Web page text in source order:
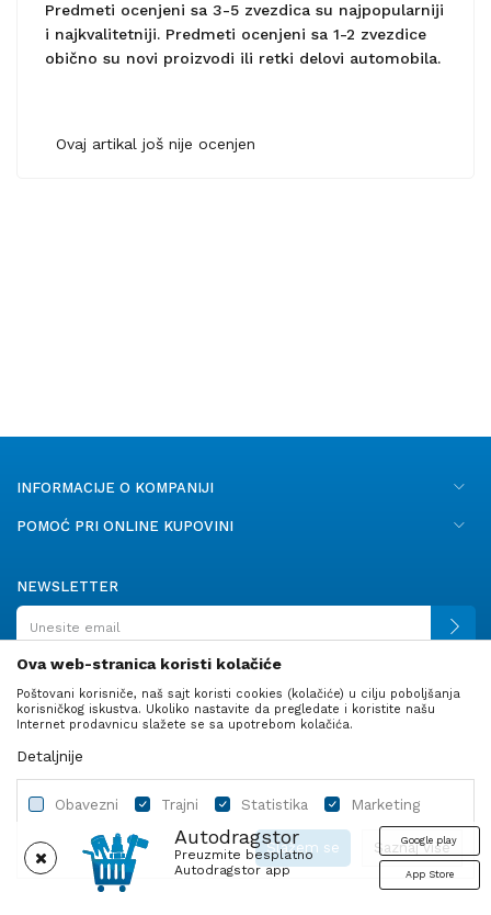
Autodragstor
Preuzmite besplatno
Autodragstor app
Google play
App Store
Predmeti ocenjeni sa 3-5 zvezdica su najpopularniji
i najkvalitetniji. Predmeti ocenjeni sa 1-2 zvezdice
obično su novi proizvodi ili retki delovi automobila.
Ovaj artikal još nije ocenjen
INFORMACIJE O KOMPANIJI
POMOĆ PRI ONLINE KUPOVINI
NEWSLETTER
PRATITE NAS
Autodelovi Ulje i tečnosti
Ova web-stranica koristi kolačiće
Poštovani korisniče, naš sajt koristi cookies (kolačiće) u cilju poboljšanja
korisničkog iskustva. Ukoliko nastavite da pregledate i koristite našu
Internet prodavnicu slažete se sa upotrebom kolačića.
Detaljnije
Obavezni Trajni Statistika Marketing
Saznaj više
Slažem se